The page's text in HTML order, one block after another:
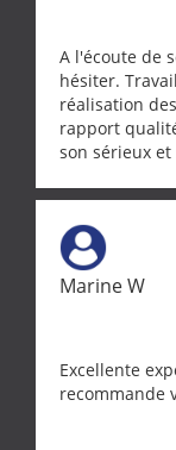
A l'écoute de
hésiter.
réalisation
rapport
son sérieux
Marine W
Excellente
recommande